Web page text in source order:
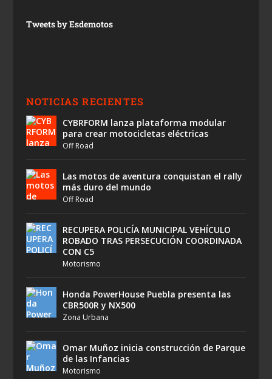
Tweets by Esdemotos
NOTICIAS RECIENTES
CYBRFORM lanza plataforma modular
para crear motocicletas eléctricas
Off Road
Las motos de aventura conquistan el rally
más duro del mundo
Off Road
RECUPERA POLICÍA MUNICIPAL VEHÍCULO
ROBADO TRAS PERSECUCIÓN COORDINADA
CON C5
Motorismo
Honda PowerHouse Puebla presenta las
CBR500R y NX500
Zona Urbana
Omar Muñoz inicia construcción de Parque
de las Infancias
Motorismo